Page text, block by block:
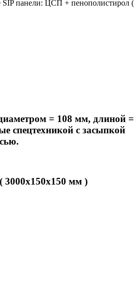
панели: ЦСП + пенополистирол (
= 108 мм, длиной =
спецтехникой с засыпкой
3000х150х150 мм )